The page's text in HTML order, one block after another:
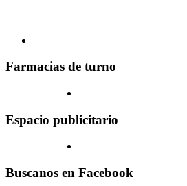
Farmacias de turno
Espacio publicitario
Buscanos en Facebook